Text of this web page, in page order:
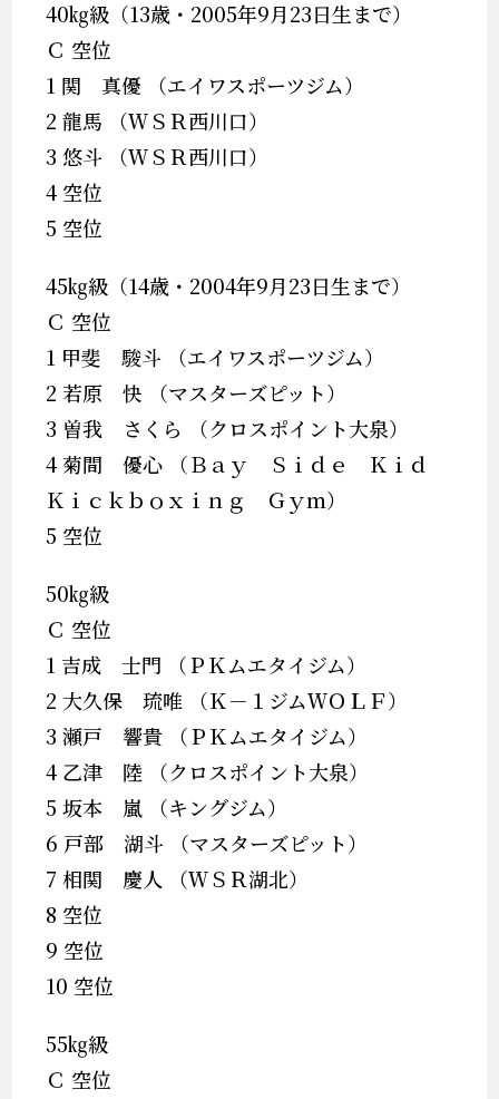
40㎏級（13歳・2005年9月23日生まで）
Ｃ 空位
1 関 真優 （エイワスポーツジム）
2 龍馬 （ＷＳＲ西川口）
3 悠斗 （ＷＳＲ西川口）
4 空位
5 空位
45㎏級（14歳・2004年9月23日生まで）
Ｃ 空位
1 甲斐 駿斗 （エイワスポーツジム）
2 若原 快 （マスターズピット）
3 曽我 さくら （クロスポイント大泉）
4 菊間 優心 （Ｂａｙ Ｓｉｄｅ Ｋｉｄ
Ｋｉｃｋｂｏｘｉｎｇ Ｇｙｍ）
5 空位
50㎏級
Ｃ 空位
1 吉成 士門 （ＰＫムエタイジム）
2 大久保 琉唯 （Ｋ－１ジムＷＯＬＦ）
3 瀬戸 響貴 （ＰＫムエタイジム）
4 乙津 陸 （クロスポイント大泉）
5 坂本 嵐 （キングジム）
6 戸部 湖斗 （マスターズピット）
7 相関 慶人 （ＷＳＲ湖北）
8 空位
9 空位
10 空位
55㎏級
Ｃ 空位